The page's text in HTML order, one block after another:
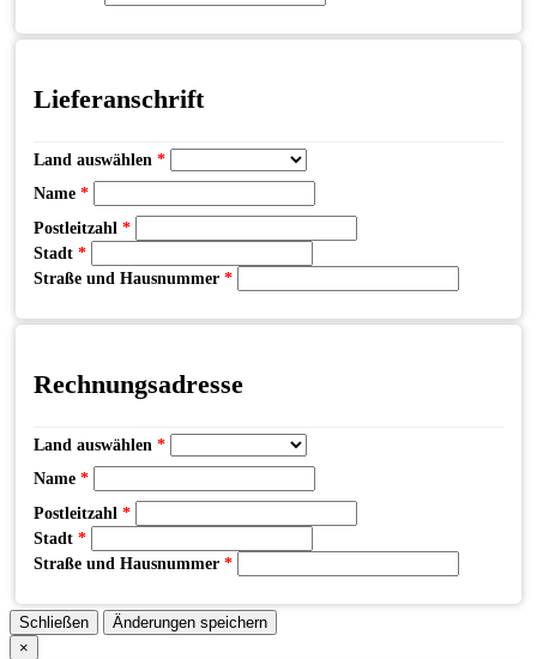
Lieferanschrift
Land auswählen *
Name *
Postleitzahl *
Stadt *
Straße und Hausnummer *
Rechnungsadresse
Land auswählen *
Name *
Postleitzahl *
Stadt *
Straße und Hausnummer *
Schließen
Änderungen speichern
×